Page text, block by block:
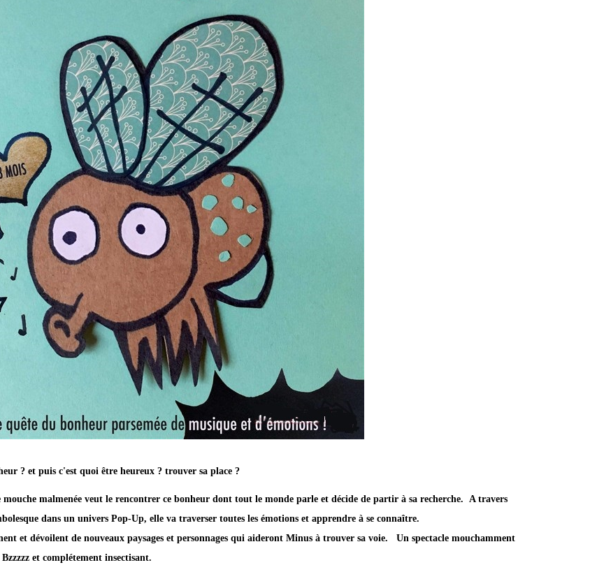
? et puis c'est quoi être heureux ? trouver sa place ?
malmenée veut le rencontrer ce bonheur dont tout le monde parle et décide de partir à sa recherche. A travers
dans un univers Pop-Up, elle va traverser toutes les émotions et apprendre à se connaître.
et dévoilent de nouveaux paysages et personnages qui aideront Minus à trouver sa voie. Un spectacle mouchamment
et complétement insectisant.